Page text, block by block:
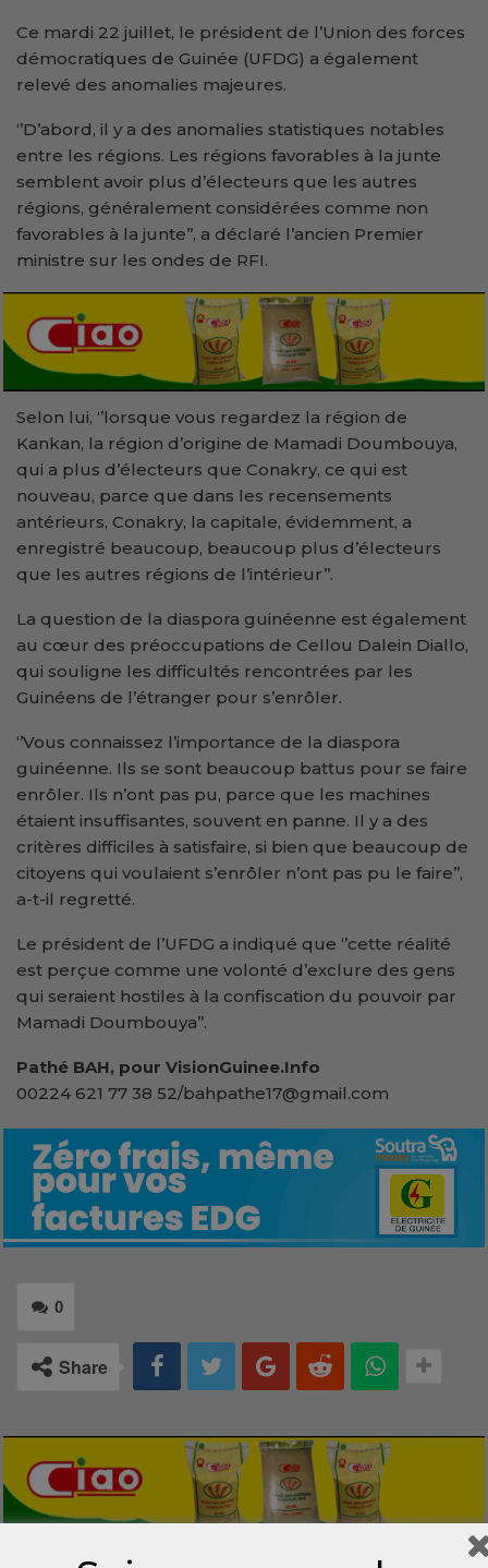
Ce mardi 22 juillet, le président de l’Union des forces
démocratiques de Guinée (UFDG) a également
relevé des anomalies majeures.
‘’D’abord, il y a des anomalies statistiques notables
entre les régions. Les régions favorables à la junte
semblent avoir plus d’électeurs que les autres
régions, généralement considérées comme non
favorables à la junte’’, a déclaré l’ancien Premier
ministre sur les ondes de RFI.
Selon lui, ‘’lorsque vous regardez la région de
Kankan, la région d’origine de Mamadi Doumbouya,
qui a plus d’électeurs que Conakry, ce qui est
nouveau, parce que dans les recensements
antérieurs, Conakry, la capitale, évidemment, a
enregistré beaucoup, beaucoup plus d’électeurs
que les autres régions de l’intérieur’’.
La question de la diaspora guinéenne est également
au cœur des préoccupations de Cellou Dalein Diallo,
qui souligne les difficultés rencontrées par les
Guinéens de l’étranger pour s’enrôler.
‘’Vous connaissez l’importance de la diaspora
guinéenne. Ils se sont beaucoup battus pour se faire
enrôler. Ils n’ont pas pu, parce que les machines
étaient insuffisantes, souvent en panne. Il y a des
critères difficiles à satisfaire, si bien que beaucoup de
citoyens qui voulaient s’enrôler n’ont pas pu le faire’’,
a-t-il regretté.
Le président de l’UFDG a indiqué que ‘’cette réalité
est perçue comme une volonté d’exclure des gens
qui seraient hostiles à la confiscation du pouvoir par
Mamadi Doumbouya’’.
Pathé BAH, pour VisionGuinee.Info
00224 621 77 38 52/bahpathe17@gmail.com
0
Share